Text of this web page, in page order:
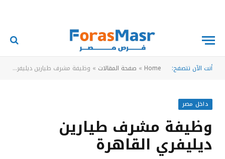
أنت الآن تتصفح: Home
» صفحة المقالات » وظيفة مشرف طيارين ديليفري القاهرة
داخل مصر
وظيفة مشرف طيارين
ديليفري القاهرة